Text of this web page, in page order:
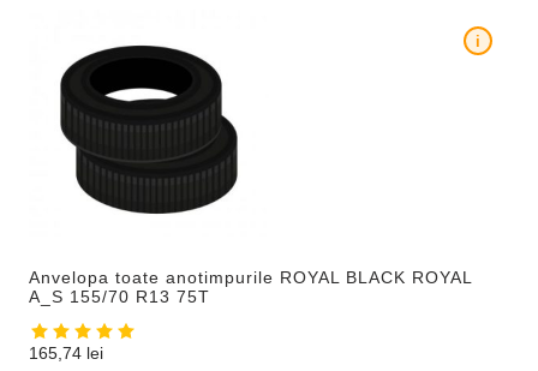
Anvelopa toate anotimpurile ROYAL BLACK ROYAL
A_S 155/70 R13 75T
i
165,74 lei